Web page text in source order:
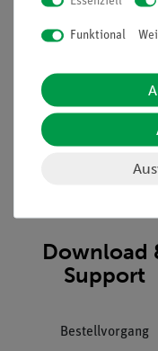
Projekte und
Presse
Hinweisgeberschutz
Datenschutz
Impressum
Download
Support
Bestellvorgang
Funktional